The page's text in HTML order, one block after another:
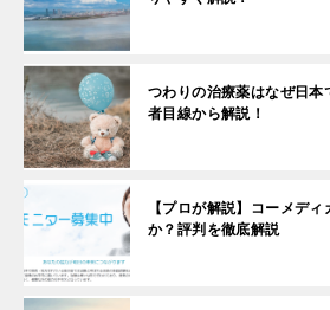
つわりの治療薬はなぜ日本
者目線から解説！
【プロが解説】コーメデ
か？評判を徹底解説